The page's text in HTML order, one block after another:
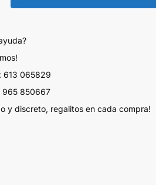
613 065829
850667
y discreto, regalitos en cada compra!